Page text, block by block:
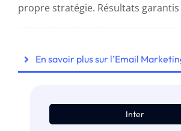
propre stratégie. Résultats garantis
En savoir plus sur l’Email
Inter